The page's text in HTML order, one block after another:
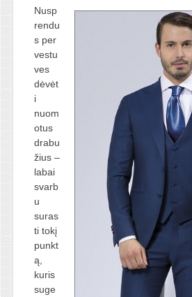
Nusp
rendu
s per
vestu
ves
dėvėt
i
nuom
otus
drabu
žius –
labai
svarb
u
suras
ti tokį
punkt
ą,
kuris
suge